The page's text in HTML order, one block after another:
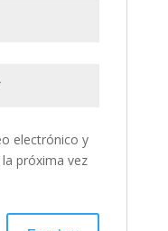
electrónico y
próxima vez